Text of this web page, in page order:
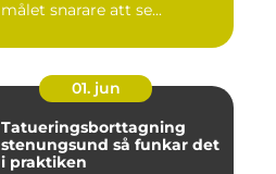
målet snarare att se...
01. jun
Tatueringsborttagning
stenungsund så funkar det
i praktiken